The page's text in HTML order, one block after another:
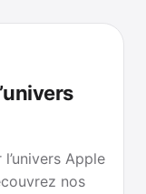
Apple
nos